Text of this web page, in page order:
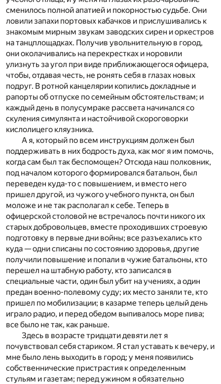
сменилось полной апатией и покорностью судьбе. Они
ловили запахи портовых кабачков и прислушивались к
знакомым мирным звукам заводских сирен и оркестров
на танцплощадках. Получив увольнительную в город,
они околачивались на перекрестках и норовили
улизнуть за угол при виде приближающегося офицера,
чтобы, отдавая честь, не ронять себя в глазах новых
подруг. В ротной канцелярии копились докладные и
рапорты об отпуске по семейным обстоятельствам; и
каждый день в полусумраке рассвета начинался со
скуления симулянта и настойчивой скороговорки
кислолицего кляузника.
А я, который по всем инструкциям должен был
поддерживать в них бодрость духа, как мог я им помочь,
когда сам был так беспомощен? Отсюда наш полковник,
под началом которого формировался батальон, был
переведен куда-то с повышением, и вместо него
пришел другой, из чужого учебного пункта, он был
моложе и не так располагал к себе. Теперь в
офицерской столовой не встречалось почти никого их
старых добровольцев, вместе проходивших строевую
подготовку в первые дни войны; все разъехались кто
куда — одни списаны по состоянию здоровья, другие
получили повышение и попали в чужие батальоны, кто
перешел на штабную работу, кто записался в
специальные части, один был убит на учениях, а один
предан военно-полевому суду; их место заняли те, кто
пришел по мобилизации; в казарме теперь целый день
играло радио, и перед обедом выпивалось море пива;
все было не так, как раньше.
Здесь в возрасте тридцати девяти лет я
почувствовал себя стариком. Я стал уставать к вечеру, и
мне было лень выходить в город; у меня появились
собственнические пристрастия к определенным
стульям и газетам; перед ужином я обязательно